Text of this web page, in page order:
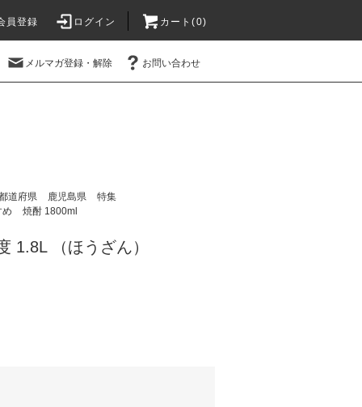
員登録 ログイン カート(0)
メルマガ登録・解除 お問い合わせ
道府県 鹿児島県
特集
焼酎 1800ml
1.8L （ほうざん）